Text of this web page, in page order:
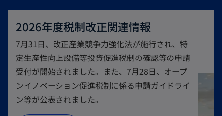
2026年度税制改正関連情報
7月31日、改正産業競争力強化法が施行され、特
定生産性向上設備等投資促進税制の確認等の申請
受付が開始されました。また、7月28日、オープ
ンイノベーション促進税制に係る申請ガイドライ
ン等が公表されました。